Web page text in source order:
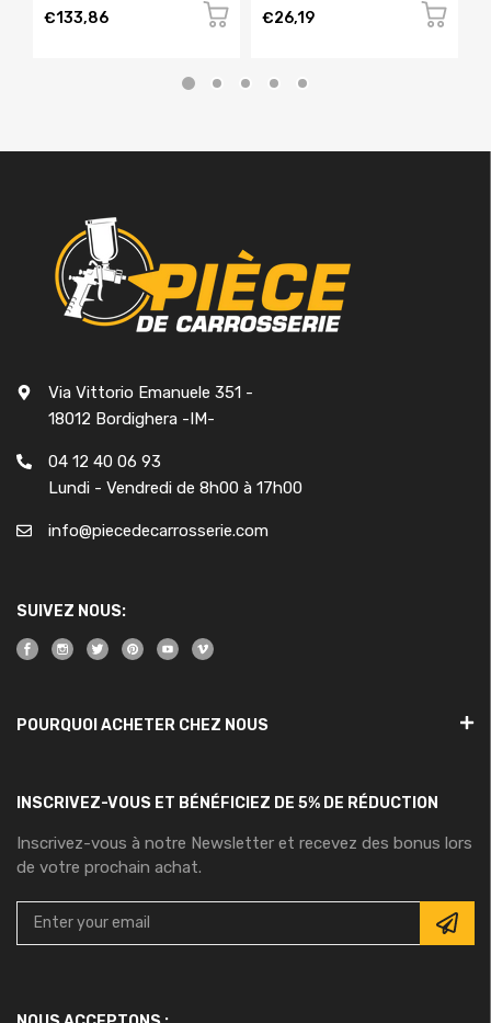
2016, Neuf
€133,86
2015, Neuve
€26,19
Via Vittorio Emanuele 351 -
18012 Bordighera -IM-
04 12 40 06 93
Lundi - Vendredi de 8h00 à 17h00
info@piecedecarrosserie.com
SUIVEZ NOUS:
POURQUOI ACHETER CHEZ NOUS
INSCRIVEZ-VOUS ET BÉNÉFICIEZ DE 5% DE RÉDUCTION
Inscrivez-vous à notre Newsletter et recevez des bonus lors
de votre prochain achat.